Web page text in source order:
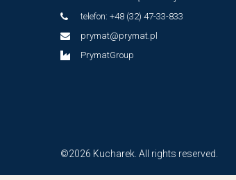
telefon: +48 (32) 47-33-833
prymat@prymat.pl
PrymatGroup
©2026 Kucharek. All rights reserved.